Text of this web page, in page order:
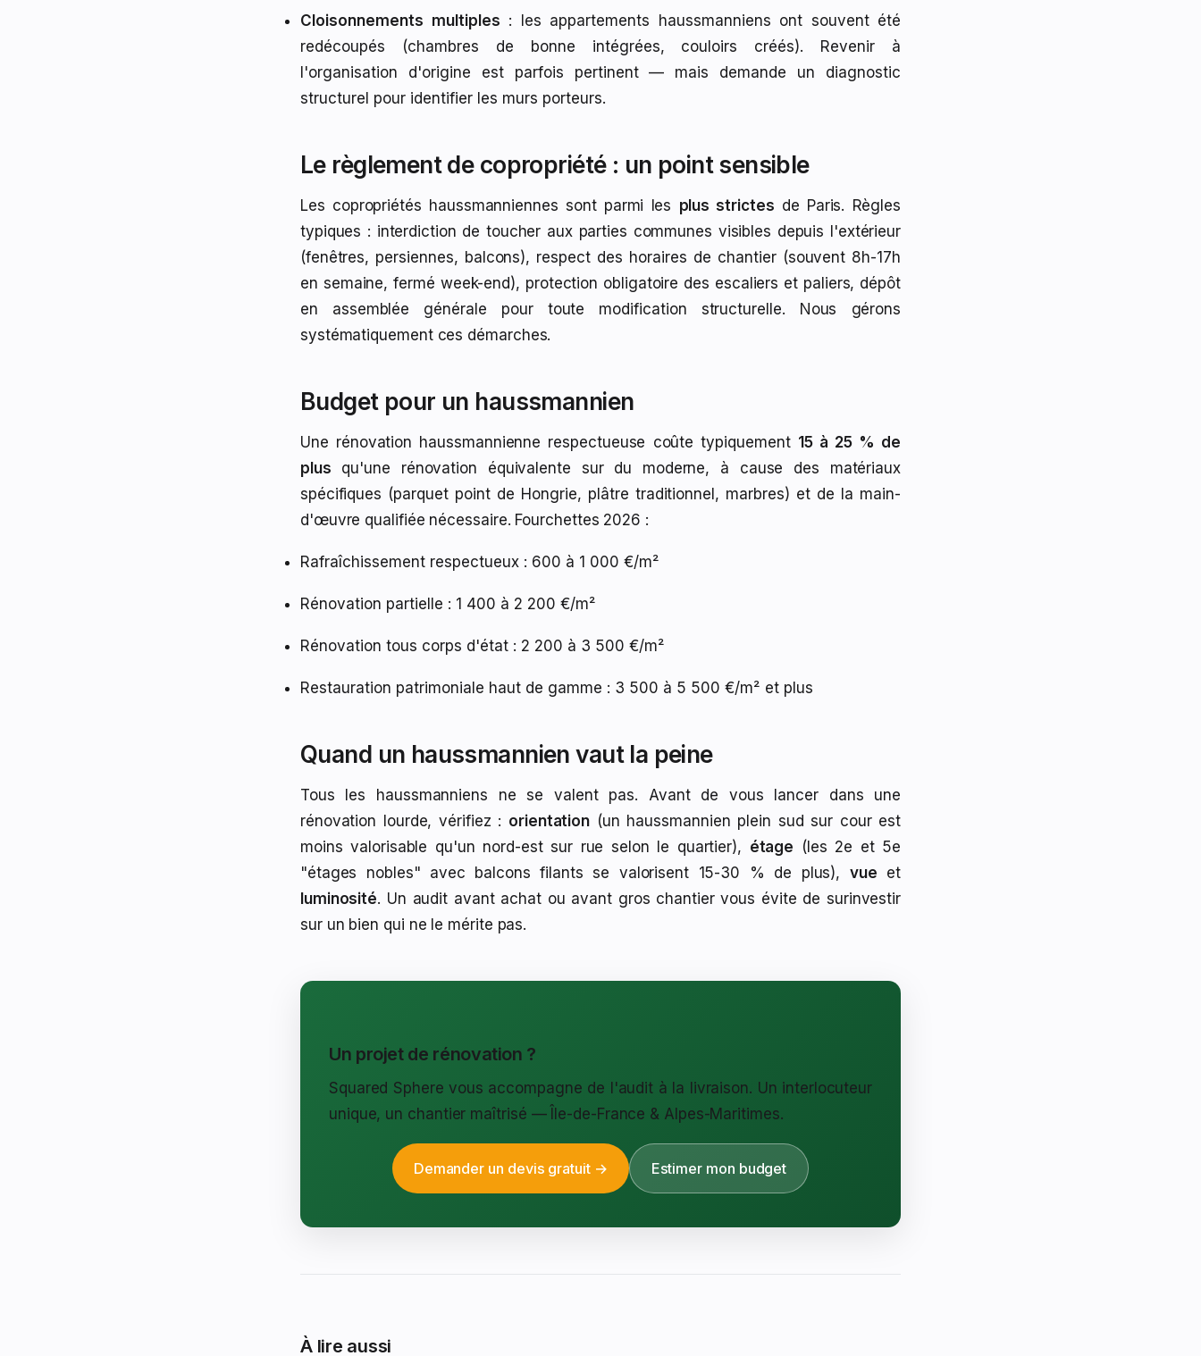
Cloisonnements multiples : les appartements haussmanniens ont souvent été
redécoupés (chambres de bonne intégrées, couloirs créés). Revenir à
l'organisation d'origine est parfois pertinent — mais demande un diagnostic
structurel pour identifier les murs porteurs.
Le règlement de copropriété : un point sensible
Les copropriétés haussmanniennes sont parmi les plus strictes de Paris. Règles
typiques : interdiction de toucher aux parties communes visibles depuis l'extérieur
(fenêtres, persiennes, balcons), respect des horaires de chantier (souvent 8h-17h
en semaine, fermé week-end), protection obligatoire des escaliers et paliers, dépôt
en assemblée générale pour toute modification structurelle. Nous gérons
systématiquement ces démarches.
Budget pour un haussmannien
Une rénovation haussmannienne respectueuse coûte typiquement 15 à 25 % de
plus qu'une rénovation équivalente sur du moderne, à cause des matériaux
spécifiques (parquet point de Hongrie, plâtre traditionnel, marbres) et de la main-
d'œuvre qualifiée nécessaire. Fourchettes 2026 :
Rafraîchissement respectueux : 600 à 1 000 €/m²
Rénovation partielle : 1 400 à 2 200 €/m²
Rénovation tous corps d'état : 2 200 à 3 500 €/m²
Restauration patrimoniale haut de gamme : 3 500 à 5 500 €/m² et plus
Quand un haussmannien vaut la peine
Tous les haussmanniens ne se valent pas. Avant de vous lancer dans une
rénovation lourde, vérifiez : orientation (un haussmannien plein sud sur cour est
moins valorisable qu'un nord-est sur rue selon le quartier), étage (les 2e et 5e
"étages nobles" avec balcons filants se valorisent 15-30 % de plus), vue et
luminosité. Un audit avant achat ou avant gros chantier vous évite de surinvestir
sur un bien qui ne le mérite pas.
Un projet de rénovation ?
Squared Sphere vous accompagne de l'audit à la livraison. Un interlocuteur
unique, un chantier maîtrisé — Île-de-France & Alpes-Maritimes.
Demander un devis gratuit → Estimer mon budget
À lire aussi